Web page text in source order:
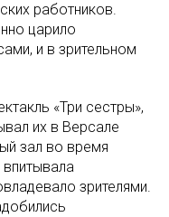
работников.
царило
и в зрительном
«Три сестры»,
их в Версале
зал во время
впитывала
зрителями.